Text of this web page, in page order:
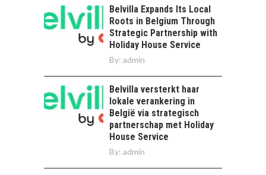
Belvilla Expands Its Local
Roots in Belgium Through
Strategic Partnership with
Holiday House Service
By: admin
Belvilla versterkt haar
lokale verankering in
België via strategisch
partnerschap met Holiday
House Service
By: admin